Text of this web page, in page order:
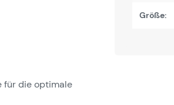
für die optimale
Größe: